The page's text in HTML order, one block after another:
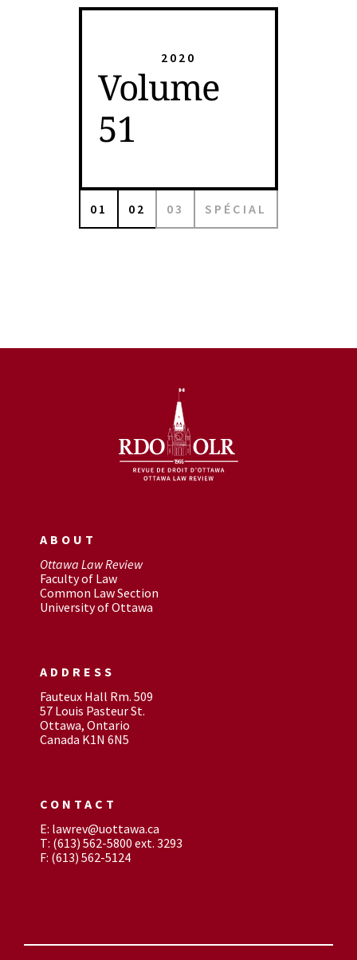
2020
Volume
51
01 02 03 SPÉCIAL
ABOUT
Ottawa Law Review
Faculty of Law
Common Law Section
University of Ottawa
ADDRESS
Fauteux Hall Rm. 509
57 Louis Pasteur St.
Ottawa, Ontario
Canada K1N 6N5
CONTACT
E: lawrev@uottawa.ca
T: (613) 562-5800 ext. 3293
F: (613) 562-5124